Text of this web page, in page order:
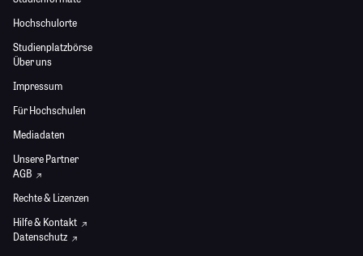
Hochschulorte
Studienplatzbörse
Über uns
Impressum
Für Hochschulen
Mediadaten
Unsere Partner
AGB
Rechte & Lizenzen
Hilfe & Kontakt
Datenschutz